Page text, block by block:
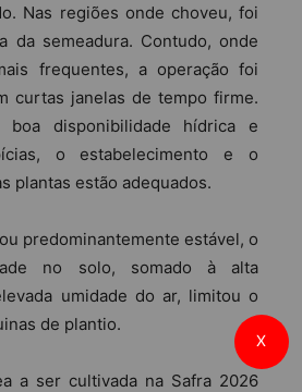
Nas regiões onde choveu, foi
da semeadura. Contudo, onde
frequentes, a operação foi
curtas janelas de tempo firme.
boa disponibilidade hídrica e
o estabelecimento e o
plantas estão adequados.
predominantemente estável, o
no solo, somado à alta
umidade do ar, limitou o
de plantio.
a ser cultivada na Safra 2026
X